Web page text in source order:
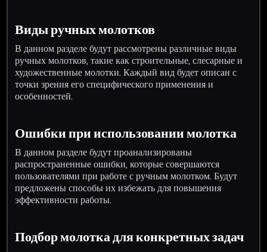
Виды ручных молотков
В данном разделе будут рассмотрены различные виды
ручных молотков, такие как строительные, слесарные и
художественные молотки. Каждый вид будет описан с
точки зрения его специфического применения и
особенностей.
Ошибки при использовании молотка
В данном разделе будут проанализированы
распространенные ошибки, которые совершаются
пользователями при работе с ручным молотком. Будут
предложены способы их избежать для повышения
эффективности работы.
Подбор молотка для конкретных задач